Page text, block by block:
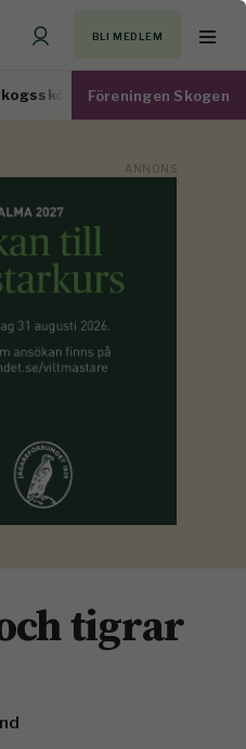
BLI MEDLEM
Virkesmarknad
Föreningen Skogen
tigrar